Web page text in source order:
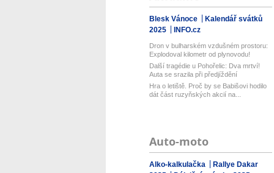
Blesk Vánoce
Kalendář svátků
2025
INFO.cz
Dron v bulharském vzdušném prostoru:
Explodoval kilometr od plynovodu!
Další tragédie u Pohořelic: Dva mrtví!
Auta se srazila při předjíždění
Hra o letiště. Proč by se Babišovi hodilo
dát část ruzyňských akcií na...
Auto-moto
Alko-kalkulačka
Rallye Dakar